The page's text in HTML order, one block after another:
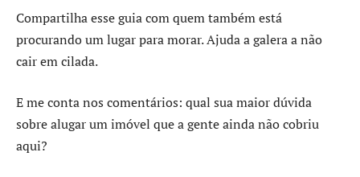
Compartilha esse guia com quem também está
procurando um lugar para morar. Ajuda a galera a não
cair em cilada.
E me conta nos comentários: qual sua maior dúvida
sobre alugar um imóvel que a gente ainda não cobriu
aqui?